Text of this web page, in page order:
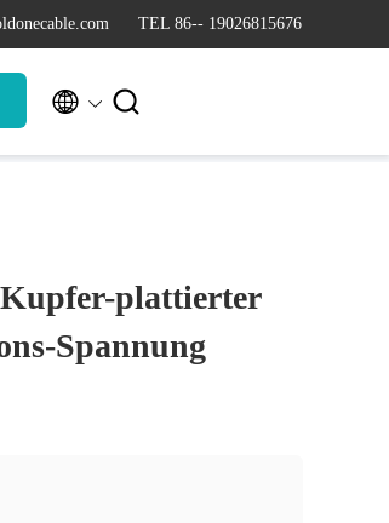
TEL 86-- 19026815676
 
plattierter
Spannung